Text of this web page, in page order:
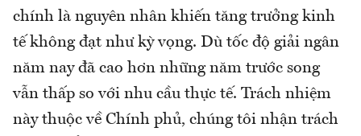
chính là nguyên nhân khiến tăng trưởng kinh
tế không đạt như kỳ vọng. Dù tốc độ giải ngân
năm nay đã cao hơn những năm trước song
vẫn thấp so với nhu cầu thực tế. Trách nhiệm
này thuộc về Chính phủ, chúng tôi nhận trách